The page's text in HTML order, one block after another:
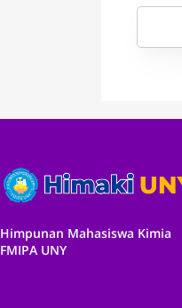
Himpunan Mahasiswa Kimia
FMIPA UNY